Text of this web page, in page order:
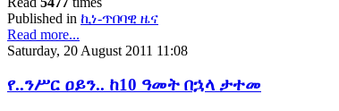
Published in ኪነ-ጥበባዊ ዜና
Read more...
Saturday, 20 August 2011 11:08
የ..ንሥር ዐይን.. ከ10 ዓመት በኋላ ታተመ